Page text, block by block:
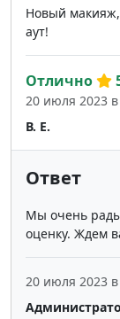
Новый макияж,
аут!
В. Е.
Отлично
20 июля 2023
Ответ
Мы очень
оценку. Ждем
20 июля 2023